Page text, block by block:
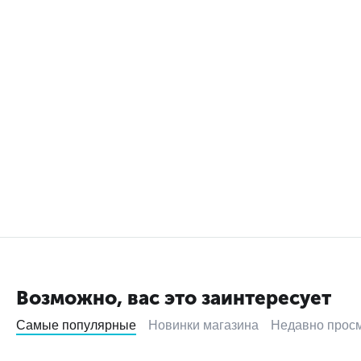
Возможно, вас это заинтересует
Самые популярные Новинки магазина Недавно